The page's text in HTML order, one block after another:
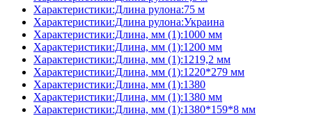
Характеристики:Длина рулона:75 м
Характеристики:Длина рулона:Украина
Характеристики:Длина, мм (1):1000 мм
Характеристики:Длина, мм (1):1200 мм
Характеристики:Длина, мм (1):1219,2 мм
Характеристики:Длина, мм (1):1220*279 мм
Характеристики:Длина, мм (1):1380
Характеристики:Длина, мм (1):1380 мм
Характеристики:Длина, мм (1):1380*159*8 мм